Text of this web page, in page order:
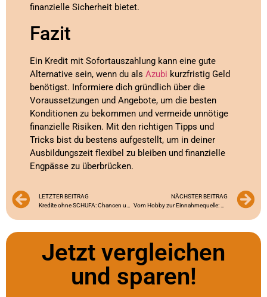
finanzielle Sicherheit bietet.
Fazit
Ein Kredit mit Sofortauszahlung kann eine gute
Alternative sein, wenn du als Azubi kurzfristig Geld
benötigst. Informiere dich gründlich über die
Voraussetzungen und Angebote, um die besten
Konditionen zu bekommen und vermeide unnötige
finanzielle Risiken. Mit den richtigen Tipps und
Tricks bist du bestens aufgestellt, um in deiner
Ausbildungszeit flexibel zu bleiben und finanzielle
Engpässe zu überbrücken.
LETZTER BEITRAG
NÄCHSTER BEITRAG
Jetzt vergleichen
und sparen!